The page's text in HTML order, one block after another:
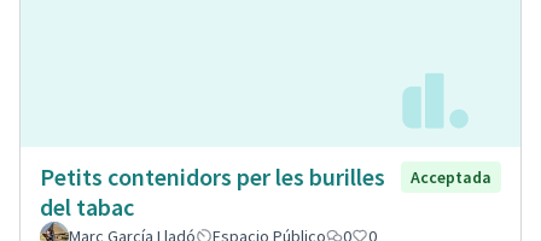
Petits contenidors per les burilles
del tabac
Acceptada
Marc García Lladó Espacio Público 0 0